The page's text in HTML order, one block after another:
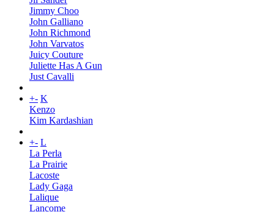
Jimmy Choo
John Galliano
John Richmond
John Varvatos
Juicy Couture
Juliette Has A Gun
Just Cavalli
+- K
Kenzo
Kim Kardashian
+- L
La Perla
La Prairie
Lacoste
Lady Gaga
Lalique
Lancome